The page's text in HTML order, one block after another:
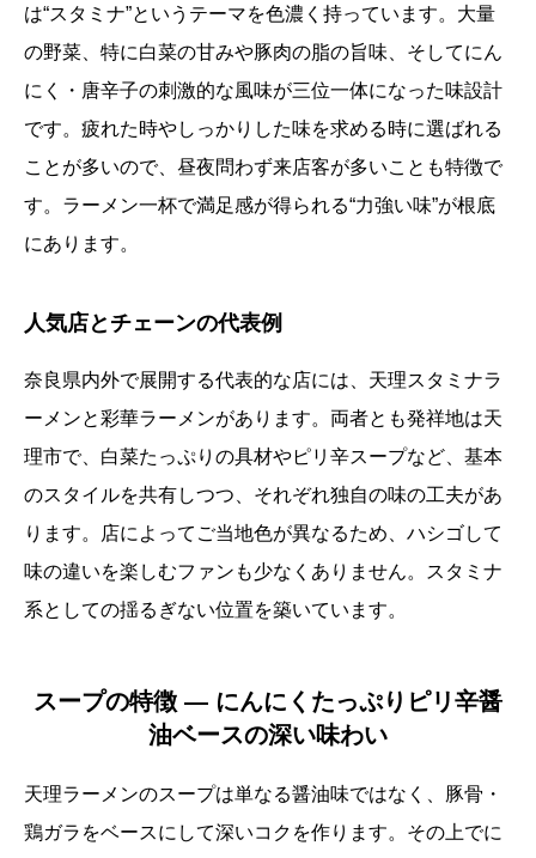
は“スタミナ”というテーマを色濃く持っています。大量
の野菜、特に白菜の甘みや豚肉の脂の旨味、そしてにん
にく・唐辛子の刺激的な風味が三位一体になった味設計
です。疲れた時やしっかりした味を求める時に選ばれる
ことが多いので、昼夜問わず来店客が多いことも特徴で
す。ラーメン一杯で満足感が得られる“力強い味”が根底
にあります。
人気店とチェーンの代表例
奈良県内外で展開する代表的な店には、天理スタミナラ
ーメンと彩華ラーメンがあります。両者とも発祥地は天
理市で、白菜たっぷりの具材やピリ辛スープなど、基本
のスタイルを共有しつつ、それぞれ独自の味の工夫があ
ります。店によってご当地色が異なるため、ハシゴして
味の違いを楽しむファンも少なくありません。スタミナ
系としての揺るぎない位置を築いています。
スープの特徴 ― にんにくたっぷりピリ辛醤
油ベースの深い味わい
天理ラーメンのスープは単なる醤油味ではなく、豚骨・
鶏ガラをベースにして深いコクを作ります。その上でに